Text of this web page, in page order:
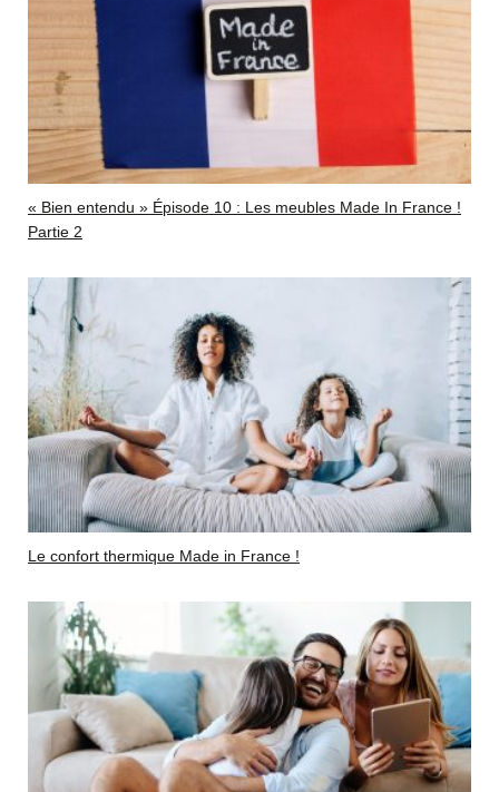
« Bien entendu » Épisode 10 : Les meubles Made In France !
Partie 2
Le confort thermique Made in France !